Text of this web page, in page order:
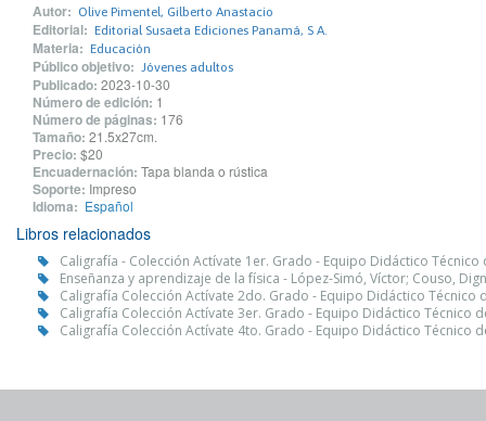
Autor: Olive Pimentel, Gilberto Anastacio
Editorial: Editorial Susaeta Ediciones Panamá, S A.
Materia: Educación
Público objetivo: Jóvenes adultos
Publicado: 2023-10-30
Número de edición: 1
Número de páginas: 176
Tamaño: 21.5x27cm.
Precio: $20
Encuadernación: Tapa blanda o rústica
Soporte: Impreso
Idioma: Español
Libros relacionados
Caligrafía - Colección Actívate 1er. Grado - Equipo Didáctico Técnico
Enseñanza y aprendizaje de la física - López-Simó, Víctor; Couso,
Caligrafía Colección Actívate 2do. Grado - Equipo Didáctico Técnico
Caligrafía Colección Actívate 3er. Grado - Equipo Didáctico Técnico
Caligrafía Colección Actívate 4to. Grado - Equipo Didáctico Técnico